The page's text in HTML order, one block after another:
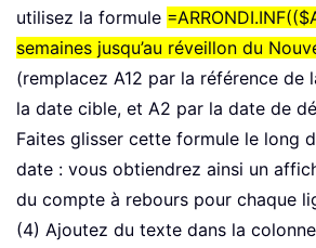
utilisez la formule
semaines jusqu’au réveillon du
(remplacez A12 par la référence de
la date cible, et A2 par la date de
Faites glisser cette formule le long
date : vous obtiendrez ainsi un
du compte à rebours pour chaque
(4) Ajoutez du texte dans la